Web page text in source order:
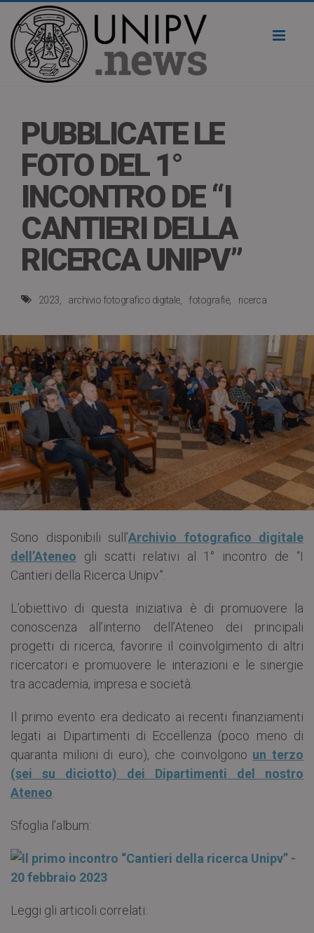
PUBBLICATE LE
FOTO DEL 1°
INCONTRO DE “I
CANTIERI DELLA
RICERCA UNIPV”
2023 archivio fotografico digitale fotografie ricerca
Sono disponibili sull’Archivio fotografico digitale
dell’Ateneo gli scatti relativi al 1° incontro de “I
Cantieri della Ricerca Unipv”.
L’obiettivo di questa iniziativa è di promuovere la
conoscenza all’interno dell’Ateneo dei principali
progetti di ricerca, favorire il coinvolgimento di altri
ricercatori e promuovere le interazioni e le sinergie
tra accademia, impresa e società.
Il primo evento era dedicato ai recenti finanziamenti
legati ai Dipartimenti di Eccellenza (poco meno di
quaranta milioni di euro), che coinvolgono un terzo
(sei su diciotto) dei Dipartimenti del nostro
Ateneo
Sfoglia l’album:
Leggi gli articoli correlati: